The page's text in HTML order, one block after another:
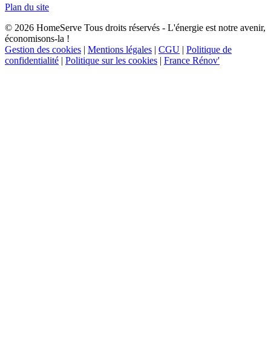
Plan du site
© 2026 HomeServe Tous droits réservés - L'énergie est notre avenir,
économisons-la !
Gestion des cookies | Mentions légales | CGU | Politique de
confidentialité | Politique sur les cookies | France Rénov'